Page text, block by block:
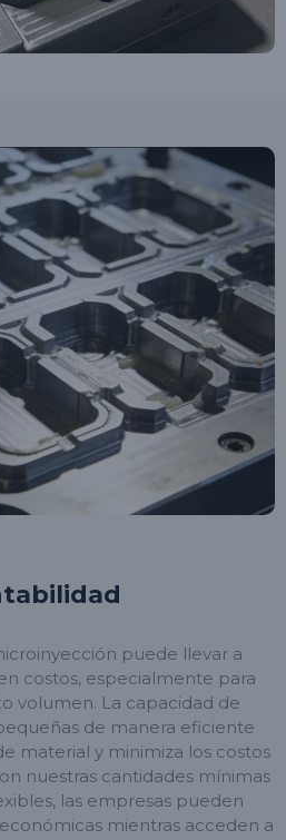
puede llevar a
costos, especialmente para
volumen. La capacidad de
de manera eficiente
material y minimiza los costos
nuestras cantidades mínimas
las empresas pueden
mientras acceden a